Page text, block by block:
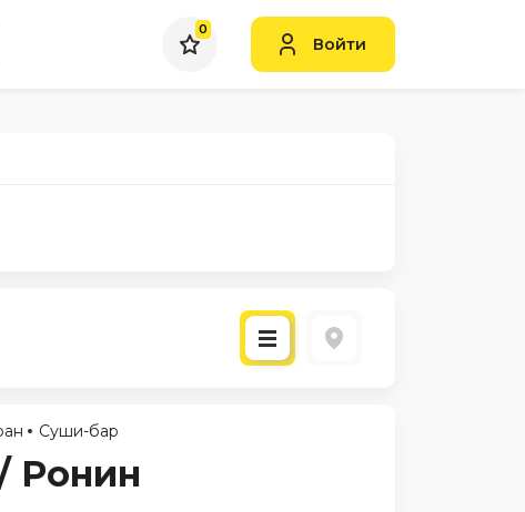
0
Войти
Суши-бар
Ронин